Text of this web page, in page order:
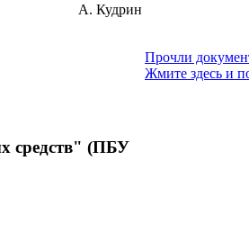
А. Кудрин
средств" (ПБУ
Прочли
Жмите здесь и